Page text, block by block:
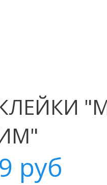
руб